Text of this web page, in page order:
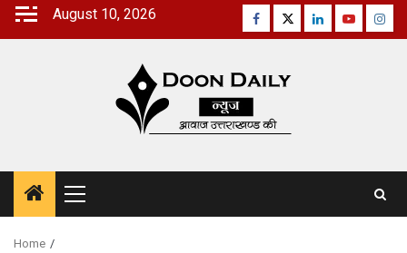
Skip
August 10, 2026 Facebook
TwitterLinkedinYoutube
Primary
Menu
Home